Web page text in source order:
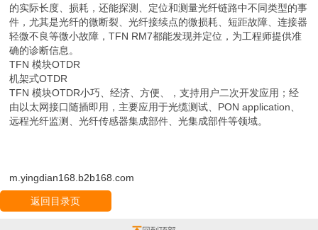
的实际长度、损耗，还能探测、定位和测量光纤链路中不同类型的事
件，尤其是光纤的微断裂、光纤接续点的微损耗、短距故障、连接器
轻微不良等微小故障，TFN RM7都能发现并定位，为工程师提供准
确的诊断信息。
TFN 模块OTDR
机架式OTDR
TFN 模块OTDR小巧、经济、方便、，支持用户二次开发应用；经
由以太网接口随插即用，主要应用于光缆测试、PON application、
远程光纤监测、光纤传感器集成部件、光集成部件等领域。
m.yingdian168.b2b168.com
返回目录页